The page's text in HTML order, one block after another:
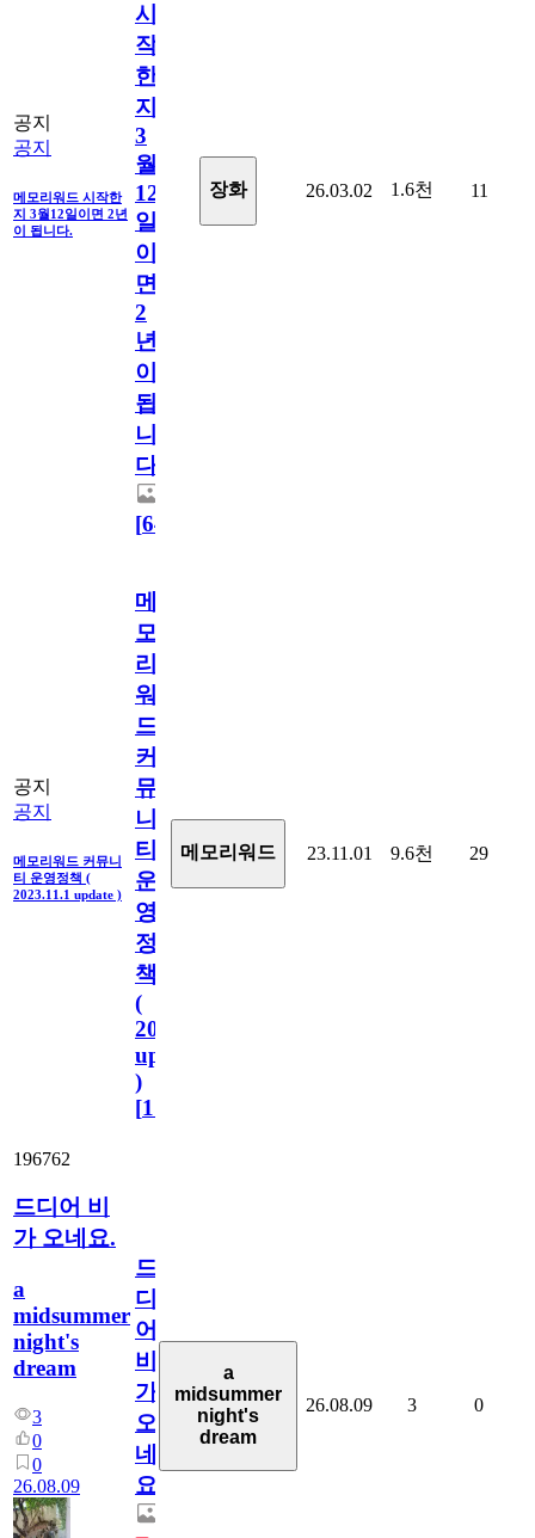
공지
공지
메모리워드 시작한
지 3월12일이면 2년
이 됩니다.
시
작
한
지
3
월
12
일
이
면
2
년
이
됩
니
다.
[64
장화 26.03.02 1.6천 11
공지
공지
메모리워드 커뮤니
티 운영정책 (
2023.11.1 update )
메
모
리
워
드
커
뮤
니
티
운
영
정
책
(
2023.11.1
update
)
[110
메모리워드 23.11.01 9.6천 29
196762
드디어 비
가 오네요.
a
midsummer
night's
dream
3
0
0
26.08.09
드
디
어
비
가
오
네
요.
a
midsummer
night's
dream
26.08.09 3 0